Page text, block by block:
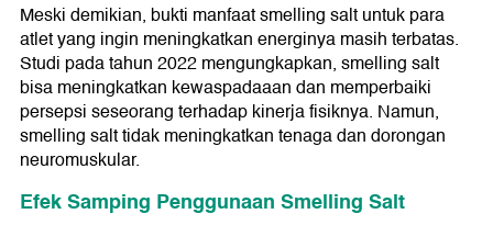
Meski demikian, bukti manfaat smelling salt untuk para
atlet yang ingin meningkatkan energinya masih terbatas.
Studi pada tahun 2022 mengungkapkan, smelling salt
bisa meningkatkan kewaspadaaan dan memperbaiki
persepsi seseorang terhadap kinerja fisiknya. Namun,
smelling salt tidak meningkatkan tenaga dan dorongan
neuromuskular.
Efek Samping Penggunaan Smelling Salt